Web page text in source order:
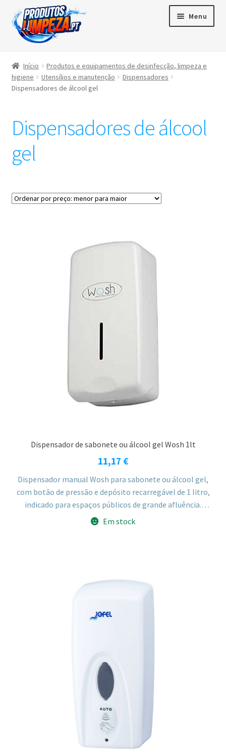
Menu
Produtos
Área de cliente
Início
Produtos e equipamentos de desinfecção, limpeza e
higiene
Utensílios e manutenção
Dispensadores
Dispensadores de álcool gel
Dispensadores de álcool
gel
Dispensador de sabonete ou álcool gel Wosh 1lt
11,17 €
Dispensador manual Wosh para sabonete ou álcool gel,
com botão de pressão e depósito recarregável de 1 litro,
indicado para espaços públicos de grande afluência.
Fabricado em ABS branco com depósito em polietileno,
Em stock